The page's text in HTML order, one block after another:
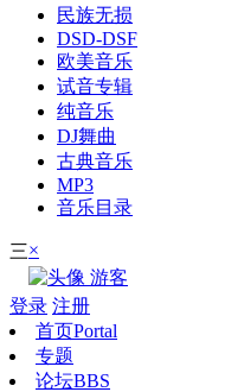
民族无损
DSD-DSF
欧美音乐
试音专辑
纯音乐
DJ舞曲
古典音乐
MP3
音乐目录
三×
游客
登录 注册
首页Portal
专题
论坛BBS